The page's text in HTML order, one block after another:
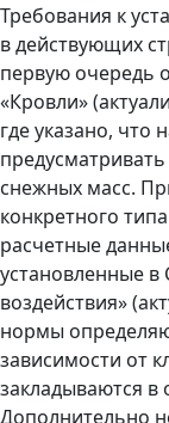
Требования к
в действующих
первую очередь
«Кровли»
где указано, что
снежных масс.
конкретного
расчетные
установленные в
воздействия»
нормы
зависимости от
закладываются
Дополнительно